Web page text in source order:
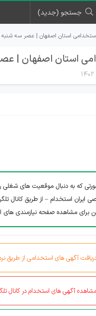
جستجو (جدید)
استان اصفهان | عصر سه شنبه ۱۴ شهریور ۱۴۰۲
اصفهان | عصر سه شنبه
که به دنبال موقعیت های شغلی
ایران استخدام – از طریق کانال
برای مشاهده صفحه نیازمندی های
آگهی های استخدامی از طریق نرم
آگهی های استخدام در کانال